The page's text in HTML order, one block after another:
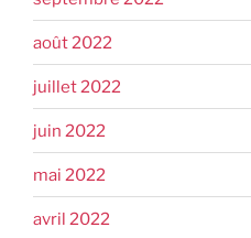
août 2022
juillet 2022
juin 2022
mai 2022
avril 2022